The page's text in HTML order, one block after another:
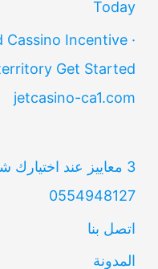
Today
Incentive ·
Get Started
jetcasino-ca1.com
3 معاييز عند
0554948127
اتصل بنا
المدونة